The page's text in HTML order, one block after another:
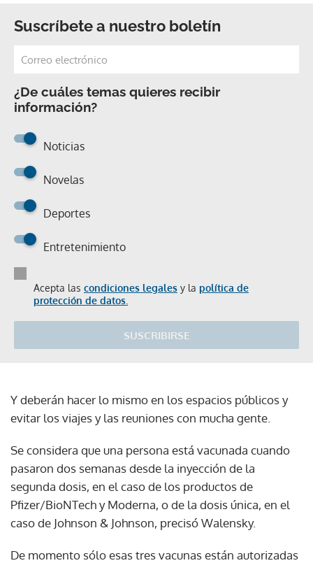
Suscríbete a nuestro boletín
¿De cuáles temas quieres recibir
información?
Noticias
Novelas
Deportes
Entretenimiento
Acepta las condiciones legales y la política de
protección de datos.
SUSCRIBIRSE
Y deberán hacer lo mismo en los espacios públicos y
evitar los viajes y las reuniones con mucha gente.
Se considera que una persona está vacunada cuando
pasaron dos semanas desde la inyección de la
segunda dosis, en el caso de los productos de
Pfizer/BioNTech y Moderna, o de la dosis única, en el
caso de Johnson & Johnson, precisó Walensky.
De momento sólo esas tres vacunas están autorizadas